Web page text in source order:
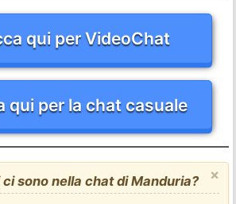
qui per VideoChat
qui per la chat casuale
×
sono nella chat di Manduria?